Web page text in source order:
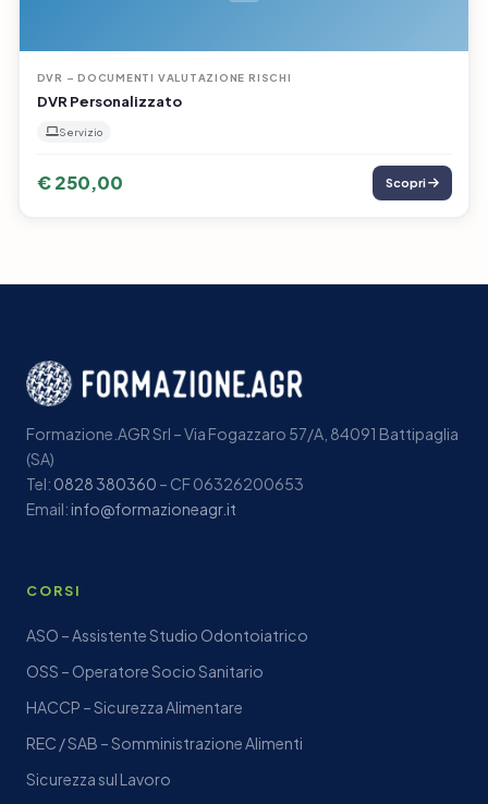
DVR – DOCUMENTI VALUTAZIONE RISCHI
DVR Personalizzato
Servizio
€ 250,00 Scopri
Formazione.AGR Srl – Via Fogazzaro 57/A, 84091 Battipaglia
(SA)
Tel: 0828 380360 – CF 06326200653
Email: info@formazioneagr.it
CORSI
ASO – Assistente Studio Odontoiatrico
OSS – Operatore Socio Sanitario
HACCP – Sicurezza Alimentare
REC / SAB – Somministrazione Alimenti
Sicurezza sul Lavoro